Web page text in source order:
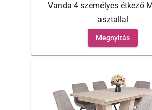
Vanda 4 személyes étkező
asztallal
Megnyitás